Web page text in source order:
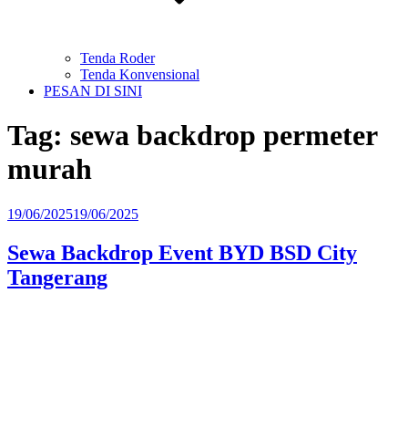
Tenda Roder
Tenda Konvensional
PESAN DI SINI
Tag: sewa backdrop permeter
murah
Diposkan
19/06/202519/06/2025
Sewa Backdrop Event BYD BSD City
Tangerang